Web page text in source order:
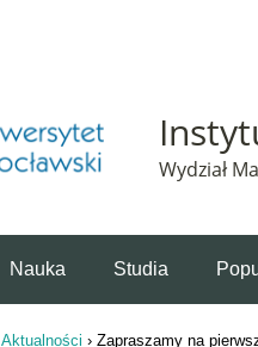
Wydział
Nauka Studia
Aktualności › Zapraszamy na